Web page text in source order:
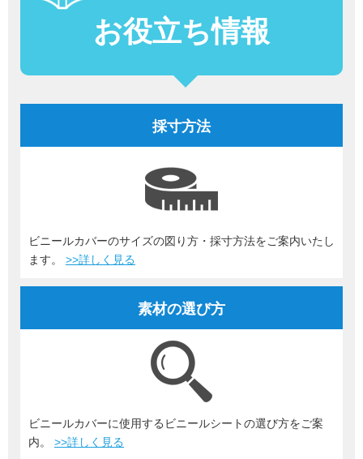
お役立ち情報
採寸方法
ビニールカバーのサイズの図り方・採寸方法をご案内いたし
ます。 >>詳しく見る
素材の選び方
ビニールカバーに使用するビニールシートの選び方をご案
内。 >>詳しく見る